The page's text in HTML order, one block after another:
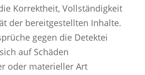
Korrektheit, Vollständigkeit
der bereitgestellten Inhalte.
gegen die Detektei
auf Schäden
oder materieller Art